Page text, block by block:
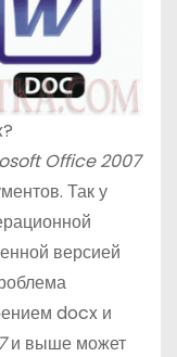
Office 2007
Так у
версией
docx и
и выше может